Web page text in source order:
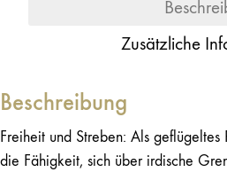
Zusätzliche
Beschreibung
Freiheit und Streben: Als geflügeltes
die Fähigkeit, sich über irdische